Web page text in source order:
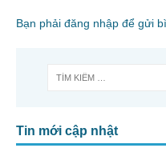
Bạn phải đăng nhập để gửi
Tin mới cập nhật